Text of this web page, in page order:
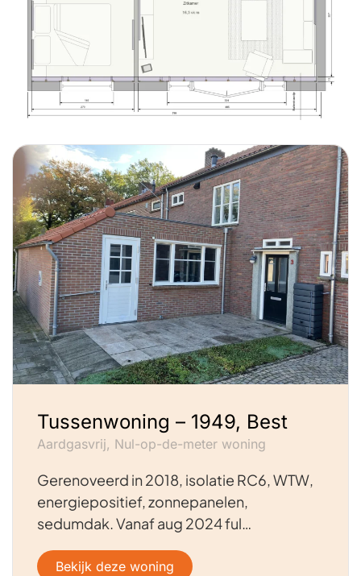
Tussenwoning – 1949, Best
Aardgasvrij, Nul-op-de-meter woning
Gerenoveerd in 2018, isolatie RC6, WTW,
energiepositief, zonnepanelen,
sedumdak. Vanaf aug 2024 ful…
Bekijk deze woning